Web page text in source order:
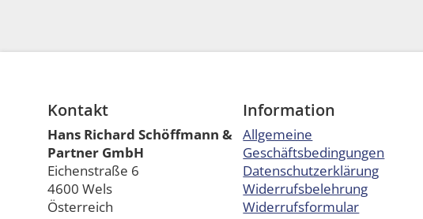
Kontakt
Hans Richard Schöffmann &
Partner GmbH
Eichenstraße 6
4600 Wels
Österreich
Information
Allgemeine
Geschäftsbedingungen
Datenschutzerklärung
Widerrufsbelehrung
Widerrufsformular